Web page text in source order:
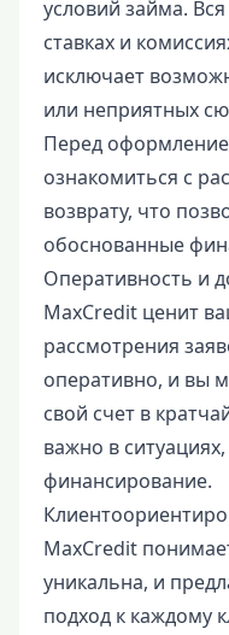
условий займа.
ставках и
исключает
или неприятных
Перед
ознакомиться с
возврату, что
обоснованные
Оперативность и
MaxCredit ценит
рассмотрения
оперативно, и вы
свой счет в
важно в
финансирование.
MaxCredit
уникальна, и
подход к каждому